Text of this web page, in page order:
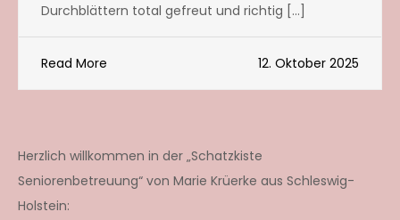
Durchblättern total gefreut und richtig […]
Read More 12. Oktober 2025
Herzlich willkommen in der „Schatzkiste
Seniorenbetreuung“ von Marie Krüerke aus Schleswig-
Holstein: